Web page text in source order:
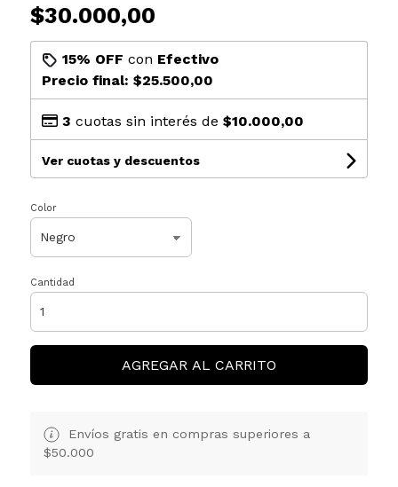
$30.000,00
15% OFF con Efectivo
Precio final: $25.500,00
3 cuotas sin interés de $10.000,00
Ver cuotas y descuentos
Color
Cantidad
AGREGAR AL CARRITO
Envíos gratis en compras superiores a
$50.000